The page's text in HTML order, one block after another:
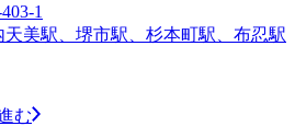
1
美駅、堺市駅、杉本町駅、布忍駅
む